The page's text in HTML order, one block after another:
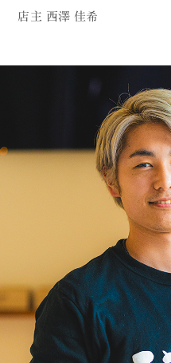
店主 西澤 佳希